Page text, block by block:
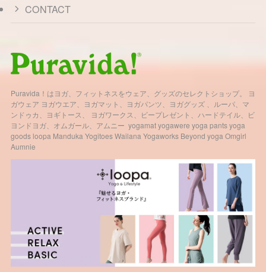
CONTACT
Puravida！はヨガ、フィットネスをウェア、グッズのセレクトショップ。 ヨ
ガウェア ヨガウエア、ヨガマット、ヨガパンツ、ヨガグッズ 、ルーパ、マ
ンドゥカ、ヨギトース、 ヨガワークス、ビープレゼント、ハードテイル、ビ
ヨンドヨガ、オムガール、アムニー yogamat yogawere yoga pants yoga
goods loopa Manduka Yogitoes Wailana Yogaworks Beyond yoga Omgirl
Aumnie